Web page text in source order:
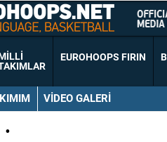
EUROHOOPS FIRIN
VIDEO GALERI
•